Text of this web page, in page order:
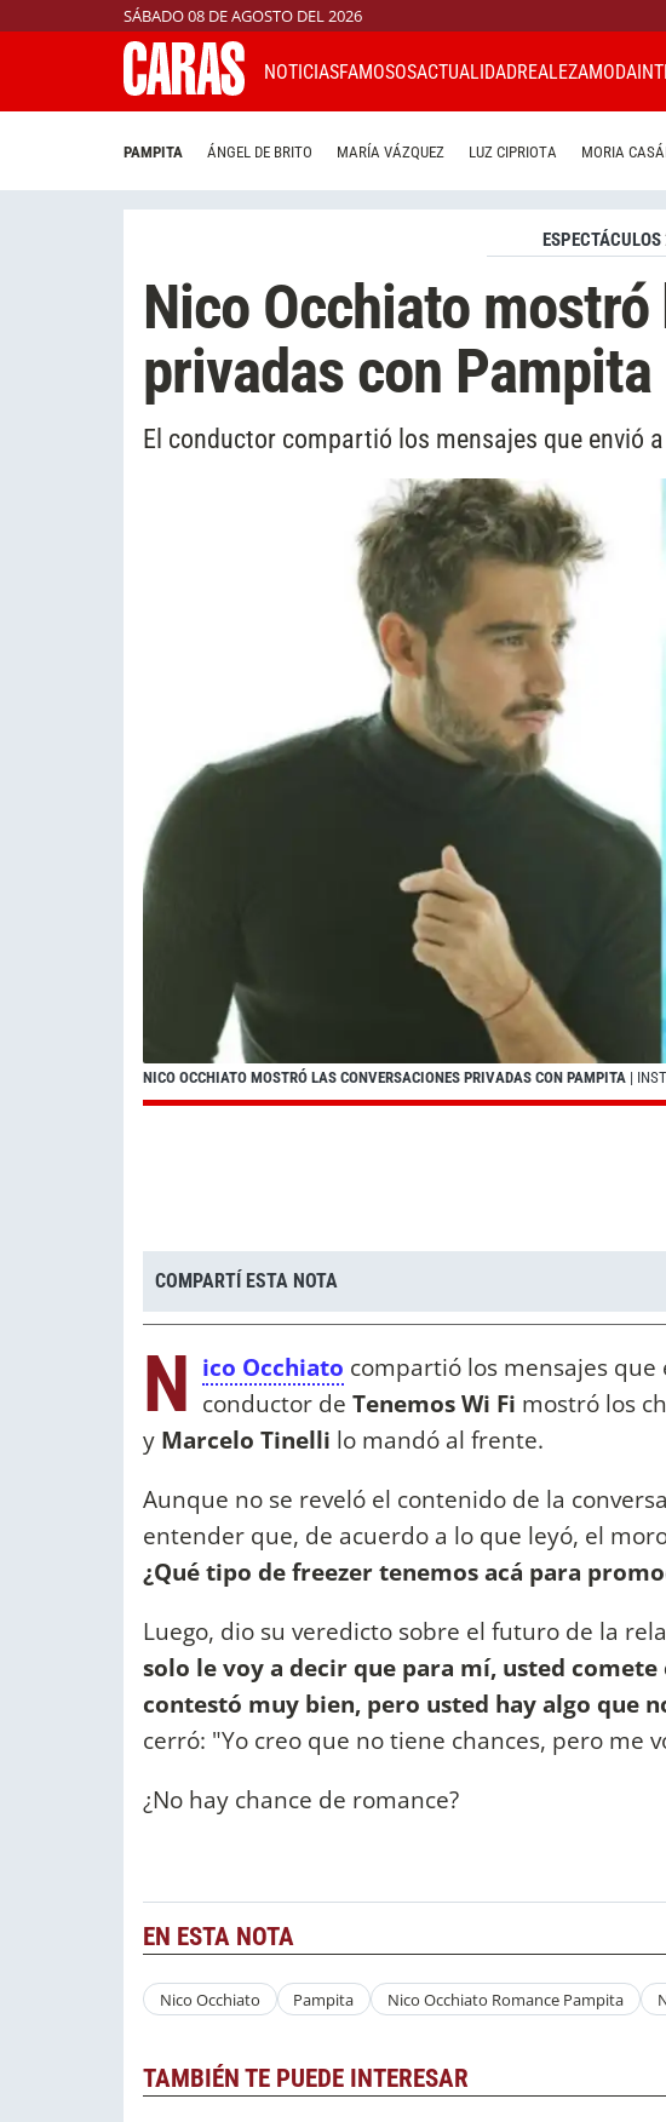
SÁBADO 08 DE AGOSTO DEL 2026
NOTICIASFAMOSOSACTUALIDADREALEZAMODA
PAMPITA ÁNGEL DE BRITO MARÍA VÁZQUEZ LUZ CIPRIOTA MORIA
ESPECTÁCULOS
Nico Occhiato
privadas con Pampita
El conductor compartió los mensajes que envió
NICO OCCHIATO MOSTRÓ LAS CONVERSACIONES PRIVADAS CON PAMPITA |
COMPARTÍ ESTA NOTA
N ico Occhiato compartió los mensajes que
conductor de Tenemos Wi Fi mostró los
y Marcelo Tinelli lo mandó al frente.
Aunque no se reveló el contenido de la
entender que, de acuerdo a lo que leyó, el
¿Qué tipo de freezer tenemos acá para
Luego, dio su veredicto sobre el futuro de la
solo le voy a decir que para mí, usted
contestó muy bien, pero usted hay algo que
cerró: "Yo creo que no tiene chances, pero me
¿No hay chance de romance?
EN ESTA NOTA
Nico Occhiato Pampita Nico Occhiato Romance Pampita
TAMBIÉN TE PUEDE INTERESAR